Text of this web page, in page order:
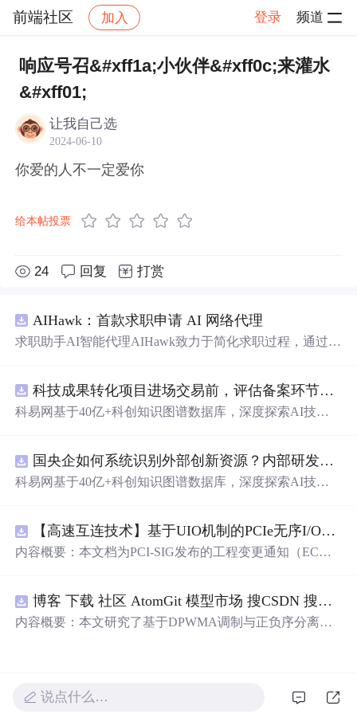
前端社区 加入 登录 频道
社区 前端社区 感慨 帖子详情
响应号召&#xff1a;小伙伴&#xff0c;来灌水
&#xff01;
让我自己选
2024-06-10
你爱的人不一定爱你
给本帖投票
24 回复 打赏
AIHawk：首款求职申请 AI 网络代理
求职助手AI智能代理AIHawk致力于简化求职过程，通过自
科技成果转化项目进场交易前，评估备案环节需要准备哪些材料？.docx
科易网基于40亿+科创知识图谱数据库，深度探索AI技术
新领域的AI+数智化解决方案，推动科技创新与产业创新
智能化发展。
国央企如何系统识别外部创新资源？内部研发体系完善，但对外部高校、中小科技企业技术能力缺乏动态认知。.docx
科易网基于40亿+科创知识图谱数据库，深度探索AI技术
新领域的AI+数智化解决方案，推动科技创新与产业创新
智能化发展。
【高速互连技术】基于UIO机制的PCIe无序I/O扩展：多路径架构下内存请求的高性能传输与排序控制方案设计
内容概要：本文档为PCI-SIG发布的工程变更通知（EC
规则对多路径拓扑和高性能IO系统的限制。UIO基于Flit模
式，定义了一套新的TLP（事务层包）类型和规则，允许
博客 下载 社区 AtomGit 模型市场 搜CSDN 搜索 AI 搜索 会员中心 创作中心 基于DPWMA调制与正负序分离的ANPC三电平并网逆变器前馈控制策略研究（Simulink仿真实现）
内容概要：本文研究了基于DPWMA调制与正负序分离的
PC）三电平逆变器拓扑，结合双极性倍频脉宽调制（DPW
MA）、正负序分离锁相技术和电网电压前馈控制，构建
说点什么…